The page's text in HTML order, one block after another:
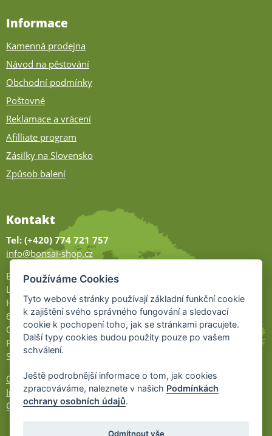
Informace
Kamenná prodejna
Návod na pěstování
Obchodní podmínky
Poštovné
Reklamace a vrácení
Afilliate program
Zásilky na Slovensko
Způsob balení
Kontakt
Tel: (+420) 774 721 757
info@bonsai-shop.cz
Bonsai-shop
Legionářů 2
Hodonín
695 01
Otevřeno:
Po-Pá 9-17
So 9-11:30
Ochrana osobních údajů
Informace UKZÚZ
Cookies
Používáme Cookies
Tyto webové stránky používají základní funkční cookie
k zajištění svého správného fungování a sledovací
cookie k pochopení toho, jak se stránkami pracujete.
Další typy cookies budou použity pouze po vašem
schválení.
Ještě podrobnější informace o tom, jak cookies
zpracováváme, naleznete v našich Podmínkách
ochrany osobních údajů.
Odmítnout vše